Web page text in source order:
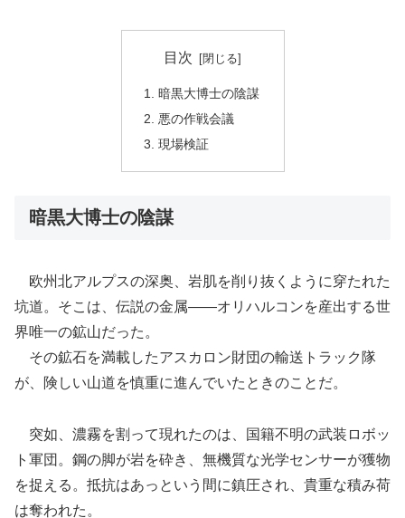
目次
暗黒大博士の陰謀
悪の作戦会議
現場検証
暗黒大博士の陰謀
欧州北アルプスの深奥、岩肌を削り抜くように穿たれた
坑道。そこは、伝説の金属――オリハルコンを産出する世
界唯一の鉱山だった。
その鉱石を満載したアスカロン財団の輸送トラック隊
が、険しい山道を慎重に進んでいたときのことだ。
突如、濃霧を割って現れたのは、国籍不明の武装ロボッ
ト軍団。鋼の脚が岩を砕き、無機質な光学センサーが獲物
を捉える。抵抗はあっという間に鎮圧され、貴重な積み荷
は奪われた。